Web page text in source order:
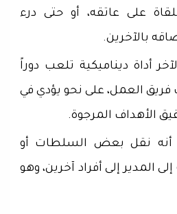
على عاتقه، أو حتى درء
بالآخرين.
أداة ديناميكية تلعب دوراً
فريق العمل، على نحو يؤدي في
الأهداف المرجوة.
أنه نقل بعض السلطات أو
المدير إلى أفراد آخرين، وهو